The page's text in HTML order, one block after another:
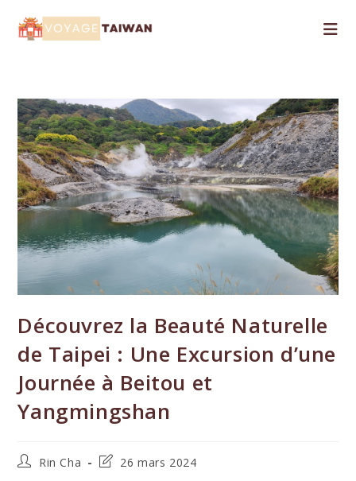
Découvrez la Beauté Naturelle
de Taipei : Une Excursion d’une
Journée à Beitou et
Yangmingshan
Auteur/autrice
Rin Cha
Dernière
26 mars 2024